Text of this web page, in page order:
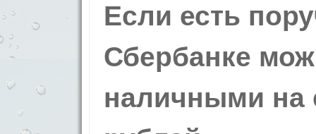
Если есть
Сбербанке
наличными на